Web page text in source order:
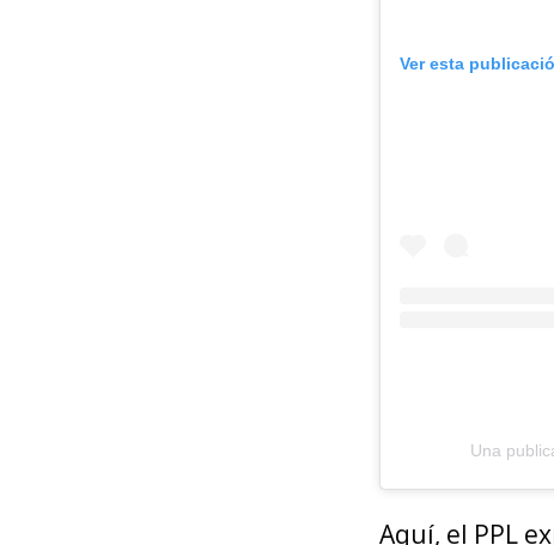
Ver esta
Una
Aquí, el PPL